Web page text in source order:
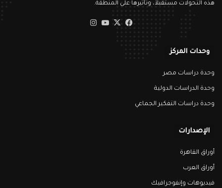
هذه التحولات مستقبلاً، وتأثيرها على المنطقة.
فيسبوك
‫X
‫YouTube
وحدات المركز
وحدة دراسات مصر
وحدة الدراسات الدولية
وحدة دراسات التفكير الجماعي
الإصدارات
أوراق القاهرة
أوراق العرب
فيديوهات وإنفوجرافيك